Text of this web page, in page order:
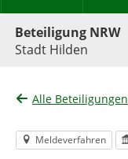
Beteiligung NRW
Stadt Hilden
Alle Beteiligungen
Meldeverfahren